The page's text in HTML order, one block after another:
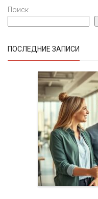
Поиск
ПОСЛЕДНИЕ ЗАПИСИ